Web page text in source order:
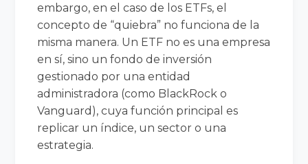
embargo, en el caso de los ETFs, el
concepto de “quiebra” no funciona de la
misma manera. Un ETF no es una empresa
en sí, sino un fondo de inversión
gestionado por una entidad
administradora (como BlackRock o
Vanguard), cuya función principal es
replicar un índice, un sector o una
estrategia.